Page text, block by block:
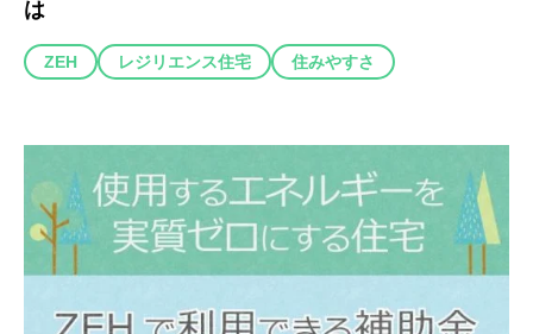
は
ZEH レジリエンス住宅 住みやすさ